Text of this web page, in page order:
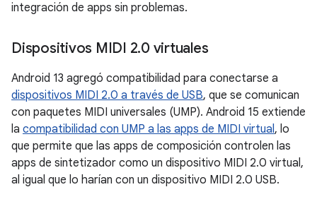
integración de apps sin problemas.
Dispositivos MIDI 2.0 virtuales
Android 13 agregó compatibilidad para conectarse a
dispositivos MIDI 2.0 a través de USB, que se comunican
con paquetes MIDI universales (UMP). Android 15 extiende
la compatibilidad con UMP a las apps de MIDI virtual, lo
que permite que las apps de composición controlen las
apps de sintetizador como un dispositivo MIDI 2.0 virtual,
al igual que lo harían con un dispositivo MIDI 2.0 USB.